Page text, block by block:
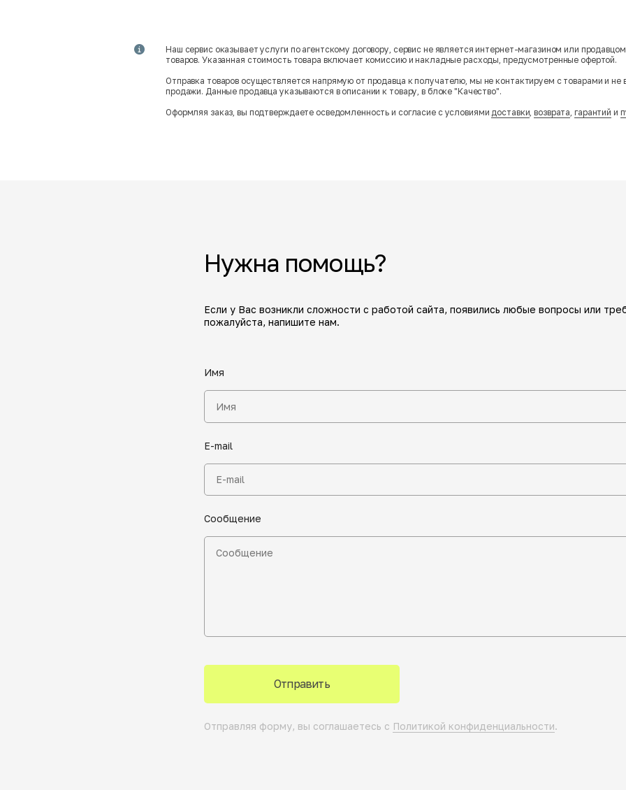
Наш сервис оказывает услуги по агентскому договору, сервис не является интернет-магазином или
товаров. Указанная стоимость товара включает комиссию и накладные расходы, предусмотренные офертой.
Отправка товаров осуществляется напрямую от продавца к получателю, мы не контактируем с товарами и
продажи. Данные продавца указываются в описании к товару, в блоке "Качество".
Оформляя заказ, вы подтверждаете осведомленность и согласие с условиямидоставки,возврата, гарантий и
Нужна помощь?
Если у Вас возникли сложности с работой сайта, появились любые вопросы или
пожалуйста, напишите нам.
Имя
E-mail
Сообщение
Отправить
Отправляя форму, вы соглашаетесь с Политикой конфиденциальности.